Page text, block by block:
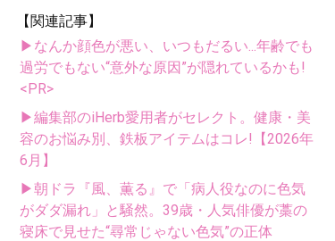
【関連記事】
▶なんか顔色が悪い、いつもだるい...年齢でも
過労でもない“意外な原因”が隠れているかも!
<PR>
▶編集部のiHerb愛用者がセレクト。健康・美
容のお悩み別、鉄板アイテムはコレ!【2026年
6月】
▶朝ドラ『風、薫る』で「病人役なのに色気
がダダ漏れ」と騒然。39歳・人気俳優が藁の
寝床で見せた“尋常じゃない色気”の正体